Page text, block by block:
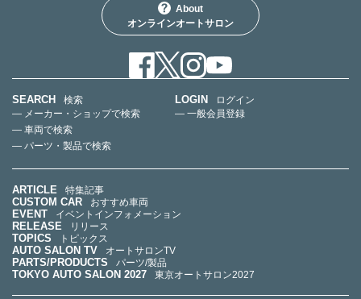
About
オンラインオートサロン
SEARCH
検索
— メーカー・ショップで検索
— 車両で検索
— パーツ・製品で検索
LOGIN
ログイン
— 一般会員登録
ARTICLE 特集記事
CUSTOM CAR おすすめ車両
EVENT イベントインフォメーション
RELEASE リリース
TOPICS トピックス
AUTO SALON TV オートサロンTV
PARTS/PRODUCTS パーツ/製品
TOKYO AUTO SALON 2027 東京オートサロン2027